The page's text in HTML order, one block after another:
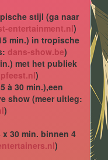
stijl (ga naar
entertainment.nl)
min.) in tropische
dans-show.be)
met het publiek
)
à 30 min.),een
show (meer uitleg:
)
x 30 min. binnen 4
)